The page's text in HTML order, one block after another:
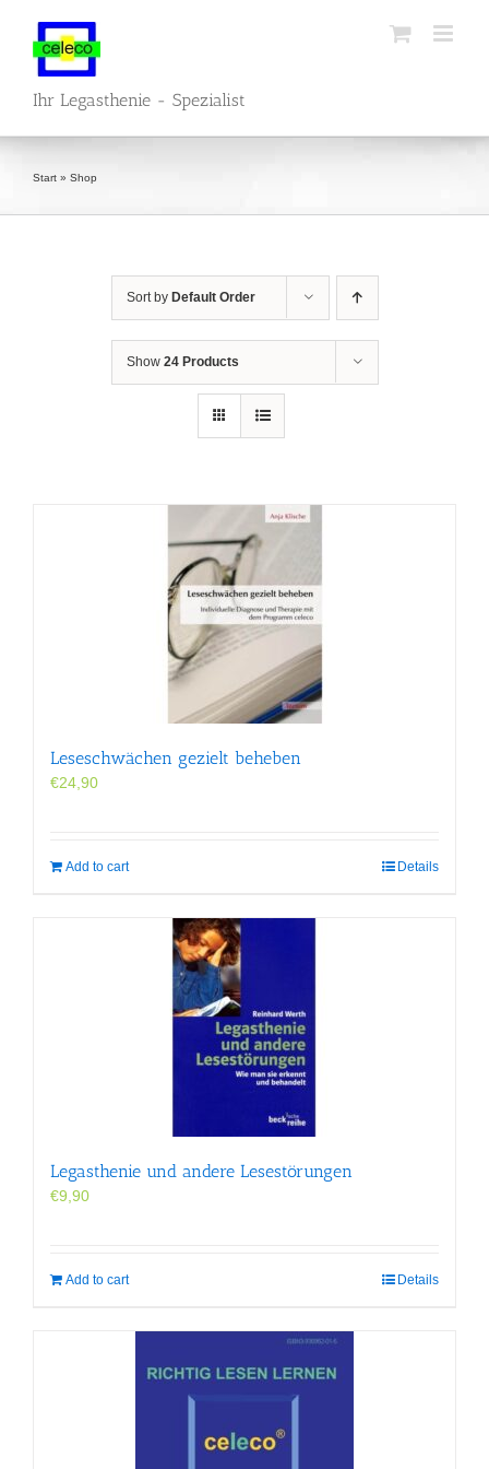
content
Ihr Legasthenie - Spezialist
Start » Shop
Sort by Default Order
Show 24 Products
Leseschwächen gezielt beheben
€24,90
Add to cart Details
Legasthenie und andere Lesestörungen
€9,90
Add to cart Details